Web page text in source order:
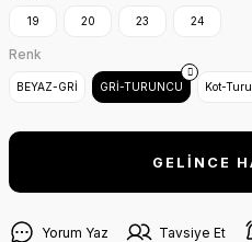
19 20 23 24
Renk
BEYAZ-GRİ GRİ-TURUNCU Kot-
GELİNCE
Yorum Yaz Tavsiye Et